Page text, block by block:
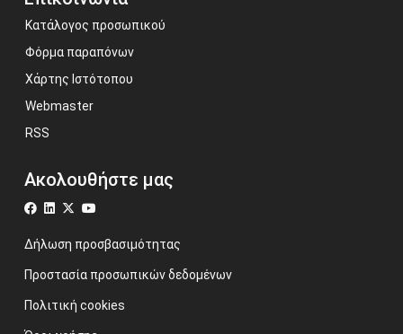
Κατάλογος προσωπικού
Φόρμα παραπόνων
Χάρτης Ιστότοπου
Webmaster
RSS
Ακολουθήστε μας
Δήλωση προσβασιμότητας
Προστασία προσωπικών δεδομένων
Πολιτική cookies